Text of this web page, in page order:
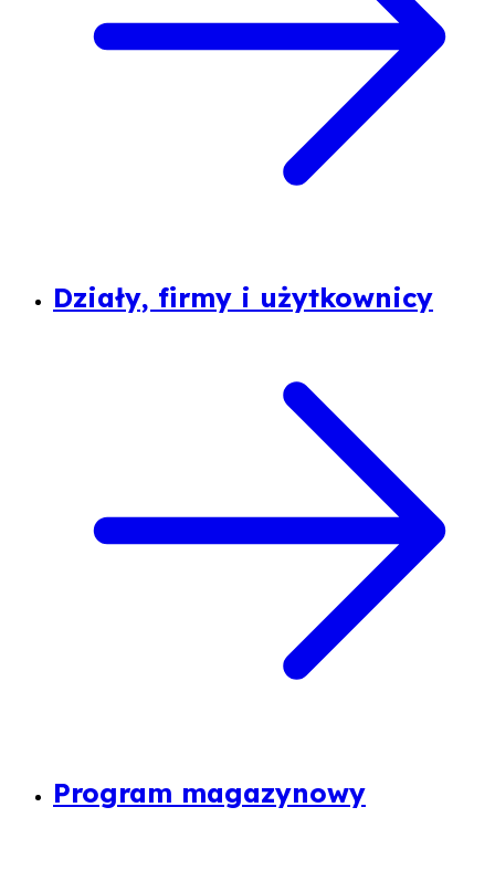
Działy, firmy i użytkownicy
Program magazynowy